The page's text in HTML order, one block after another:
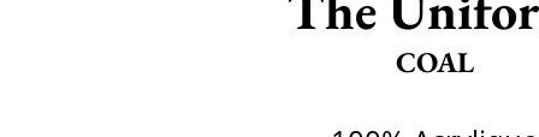
COAL